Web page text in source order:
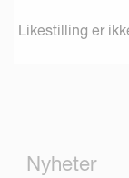
Likestilling er
Nyheter